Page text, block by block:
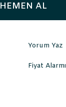
HEMEN AL
Yorum Yaz
Fiyat Alarmı